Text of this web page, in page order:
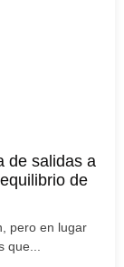
de salidas a
de
pero en lugar